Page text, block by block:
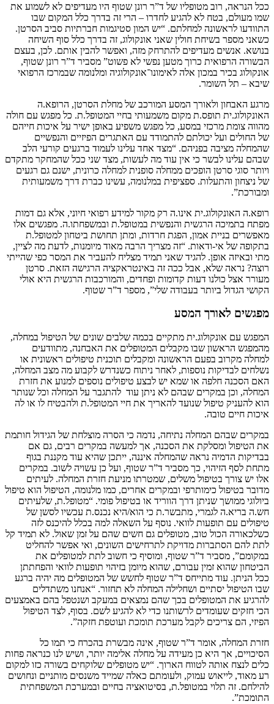
ככל הנראה, רוב מטופליו של ד”ר רונן שטוף היו מעדיפים לא לשמוע את
שמו מעולם, בטח לא להגיע לחדרו – הרי זה בדרך כלל המקום שבו
התוודעו לראשונה למחלתם. “יש המון סטיגמות חברתיות סביב הסרטן.
כשאני מספר בשיחת חולין שאני אונקולוג, זה בדרך כלל סוף השיחה
בנושא. אנשים מעדיפים להתרחק מזה, ואפשר להבין אותם. לכן, בעצם
הבשורה הרפואית כרוך מטען נפשי לא פשוט” מסביר ד”ר רונן שטוף,
אונקולוג בכיר במכון אלה לאימונו־אונקולוגיה ומלנומה שבמרכז הרפואי
שיבא – תל השומר.
מרגע האבחון ולאורך המסע המורכב של מחלת הסרטן, הרופא.ה
האונקולוג.ית תופס.ת מקום משמעותי בחיי המטופל.ת. כל מפגש עם חולה
מהווה צומת מרכזי במסע, כל מפגש משפיע באופן ישיר על איכות חייהם
של החולים ועל יכולתם להתמודד עם האתגרים הפיזיים והנפשיים
שהמחלה מציבה בפניהם. “מצד אחד עלינו לעמוד ברגעים קורעי הלב
שבהם עלינו לבשר כי אין עוד מה לעשות, מצד שני ככל שהמחקר מתקדם
ויותר סוגי סרטן הופכים ממחלה סופנית למחלה כרונית, ישנם גם רגעים
של ניצחון והתעלות. ספציפית במלנומה, עשינו כברת דרך משמעותית
ומבורכת”.
רופא.ה האונקולוג.ית אינו.ה רק מקור למידע רפואי חיוני, אלא גם דמות
מפתח בתמיכה הרגשית והנפשית במטופל.ת ובמשפחתו.ה. מפגשים אלו
מאפשרים בניית אמון, הפגת חרדות, ומתן תחושת ביטחון למטופל.ת
בתקופה של אי-ודאות. “זה מצריך הרבה מאוד מיומנות, לדעת מה לציין,
מתי ובאיזה אופן. להגיד שאני תמיד מצליח להעביר את המסר כפי שהייתי
רוצה? נראה שלא, אבל ככה זה באינטראקציה הרגישה הזאת. סרטן
מעורר אצל כולנו דעות קדומות ופחדים, והמורכבות הרגשית היא אולי
הקושי הגדול ביותר בעבודה שלי”, מספר ד”ר שטוף.
מפגשים לאורך המסע
המפגש עם אונקולוג.ית מתקיים בכמה שלבים שונים של הטיפול במחלה,
מהמפגש הראשון שבו מקבלים המטופלים את האבחנה, מתוודעים
למחלה מקרוב בפעם הראשונה ומקבלים תוכנית טיפולים ראשונית או
נשלחים לבדיקות נוספות, לאחר ניתוח כשנדרש לקבוע מה מצב המחלה,
האם הסכנה חלפה או שמא יש לבצע טיפולים נוספים למנוע את חזרת
המחלה, וכן במקרים שבהם לא ניתן עוד להתגבר על המחלה וכל שנותר
הוא להעניק טיפול שנועד להאריך את חיי המטופל.ת ולהבטיח לו או לה
איכות חיים טובה.
במקרים שבהם המחלה נתיחה, נדמה כי הסרה מוצלחת של הגידול חותמת
את הטיפול ומסלקת את הסכנה, אך למעשה במקרים רבים, גם אם
בבדיקות הדמיה נראה שהמחלה איננה, ייתכן שהיא עוד מקננת בגוף
מתחת לסף הזיהוי, כך מסביר ד”ר שטוף, ועל כן עשויה לשוב. במקרים
אלו יש צורך בטיפול משלים, שמטרתו מניעת חזרת המחלה. לעיתים
מדובר בטיפול כימותרפי ובמקרים אחרים, כמו מלנומה, הטיפול הוא טיפול
ביולוגי ממושך שניתן דרך הווריד או בטיפול פומי. “מטופל.ת, שלעיתים
חש.ה בריא.ה לגמרי, מתבשר.ת כי הוא/היא נכנס.ת עכשיו לסשן של
טיפולים עם תופעות לוואי. נוסף על השאלה למה בכלל להיכנס לזה
כשלכאורה הכול טוב, מטופלים גם חשים שהם על זמן שאול. לא תמיד קל
לתת להם הסתברות מדויקת לתרחישים השונים, ואי אפשר להחליט
במקומם”, מסביר ד”ר שטוף, ומוסיף כי חשוב לתת למטופלים את
הביטחון שהוא זמין עבורם, שהוא מיומן בזיהוי תופעות לוואי והפחתתן
ככל הניתן. עוד מתייחס ד”ר שטוף לחשש של המטופלים מה יהיה ברגע
שבו הטיפול יסתיים ושחלילה המחלה לא תחזור. “אנחנו משתדלים
להרגיע את המטופלים בכך שהם נמצאים במעקב ושנטפל בהם באמצעים
הכי חזקים שעומדים לרשותנו כדי לא להגיע לשם. בסוף, לצד הטיפול
הפיזי, הם צריכים לקבל מערכת תומכת ועוטפת חזקה”.
חזרת המחלה, אומר ד”ר שטוף, אינה מבשרת בהכרח כי תמו כל
הסיכויים, אך היא כן מעידה על מחלה אלימה יותר, ושיש לנו כנראה פחות
כלים לנצח אותה לטווח הארוך. “יש מטופלים שלוקחים בשורה כזו למקום
רע מאוד, לייאוש עמוק, ולעומתם כאלה שמייד משנסים מותניים ונחושים
להילחם. זה תלוי במטופל.ת, בסיטואציה בחיים ובמערכת המשפחתית
התומכת”.